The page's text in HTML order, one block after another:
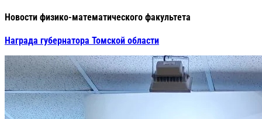
Новости физико-математического факультета
Награда губернатора Томской области